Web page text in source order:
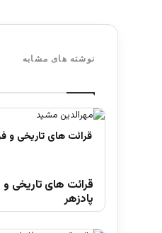
نوشته های مشابه
قرائت های تاریخی و
پادزهر